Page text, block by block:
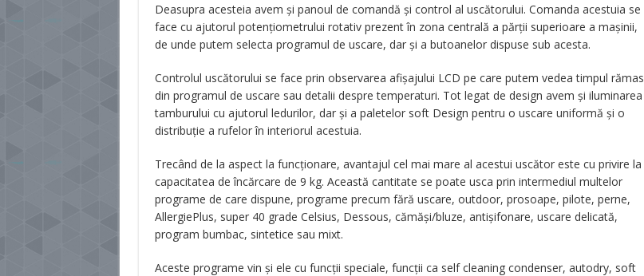
Deasupra acesteia avem şi panoul de comandă şi control al uscătorului. Comanda acestuia se
face cu ajutorul potenţiometrului rotativ prezent în zona centrală a părţii superioare a maşinii,
de unde putem selecta programul de uscare, dar şi a butoanelor dispuse sub acesta.
Controlul uscătorului se face prin observarea afişajului LCD pe care putem vedea timpul rămas
din programul de uscare sau detalii despre temperaturi. Tot legat de design avem şi iluminarea
tamburului cu ajutorul ledurilor, dar şi a paletelor soft Design pentru o uscare uniformă şi o
distribuţie a rufelor în interiorul acestuia.
Trecând de la aspect la funcţionare, avantajul cel mai mare al acestui uscător este cu privire la
capacitatea de încărcare de 9 kg. Această cantitate se poate usca prin intermediul multelor
programe de care dispune, programe precum fără uscare, outdoor, prosoape, pilote, perne,
AllergiePlus, super 40 grade Celsius, Dessous, cămăşi/bluze, antişifonare, uscare delicată,
program bumbac, sintetice sau mixt.
Aceste programe vin şi ele cu funcţii speciale, funcţii ca self cleaning condenser, autodry, soft